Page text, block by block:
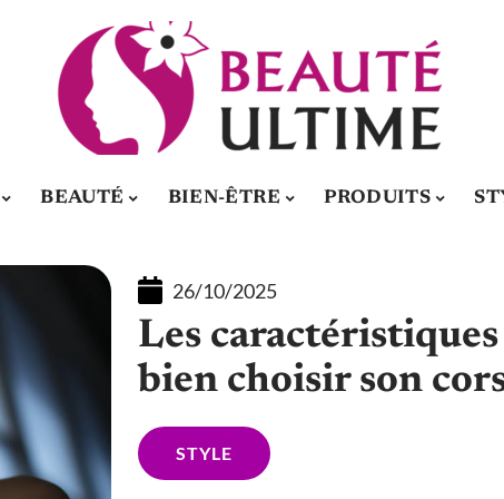
BEAUTÉ BIEN-ÊTRE PRODUITS
26/10/2025
Les
bien choisir son
STYLE